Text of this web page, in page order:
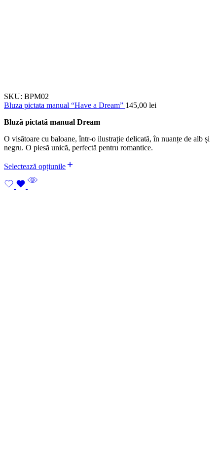
SKU: BPM02
Bluza pictata manual “Have a Dream” 145,00 lei
Bluză pictată manual Dream
O visătoare cu baloane, într-o ilustrație delicată, în nuanțe de alb și
negru. O piesă unică, perfectă pentru romantice.
Selectează opțiunile